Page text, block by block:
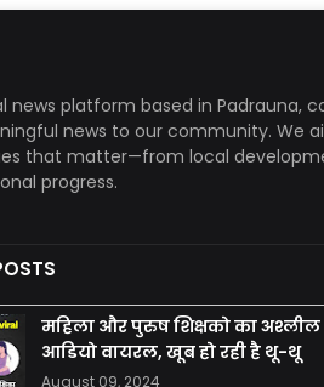
news platform based in Padrauna,
news to our community. We
that matter—from local
progress.
महिला और पुरुष शिक्षको का अश्लील
आडियो वायरल, खूब हो रही है थू-थू
August 09, 2024